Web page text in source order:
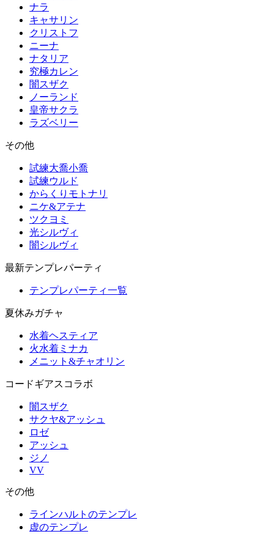
ナラ
キャサリン
クリストフ
ニーナ
ナタリア
究極カレン
闇スザク
ノーランド
皇帝サクラ
ラズベリー
その他
試練大喬小喬
試練ウルド
からくりモトナリ
ニケ&アテナ
ツクヨミ
光シルヴィ
闇シルヴィ
最新テンプレパーティ
テンプレパーティ一覧
夏休みガチャ
水着ヘスティア
火水着ミナカ
メニット&チャオリン
コードギアスコラボ
闇スザク
サクヤ&アッシュ
ロゼ
アッシュ
ジノ
VV
その他
ラインハルトのテンプレ
虚のテンプレ